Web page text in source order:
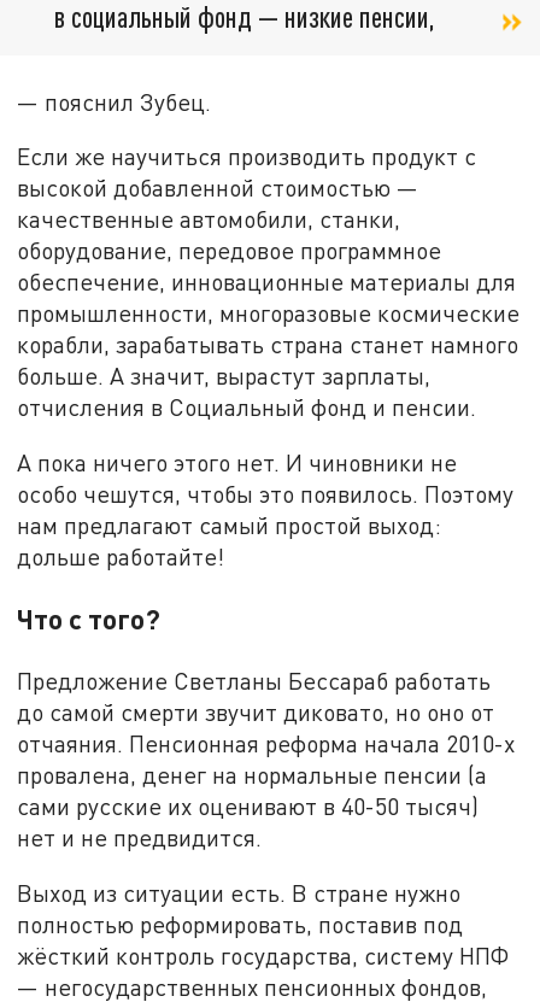
в социальный фонд — низкие пенсии,
— пояснил Зубец.
Если же научиться производить продукт с
высокой добавленной стоимостью —
качественные автомобили, станки,
оборудование, передовое программное
обеспечение, инновационные материалы для
промышленности, многоразовые космические
корабли, зарабатывать страна станет намного
больше. А значит, вырастут зарплаты,
отчисления в Социальный фонд и пенсии.
А пока ничего этого нет. И чиновники не
особо чешутся, чтобы это появилось. Поэтому
нам предлагают самый простой выход:
дольше работайте!
Что с того?
Предложение Светланы Бессараб работать
до самой смерти звучит диковато, но оно от
отчаяния. Пенсионная реформа начала 2010-х
провалена, денег на нормальные пенсии (а
сами русские их оценивают в 40-50 тысяч)
нет и не предвидится.
Выход из ситуации есть. В стране нужно
полностью реформировать, поставив под
жёсткий контроль государства, систему НПФ
— негосударственных пенсионных фондов,